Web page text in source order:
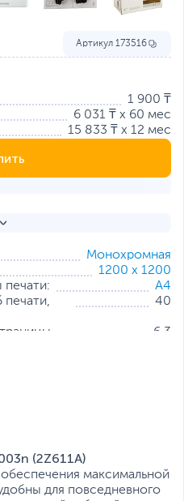
Монохромная
1200 x 1200
А4
печати,
40
6.3
Артикул 173516
1 900 ₸
6 031 ₸ x 60 мес
15 833 ₸ x 12 мес
(2Z611A)
максимальной
для повседневного